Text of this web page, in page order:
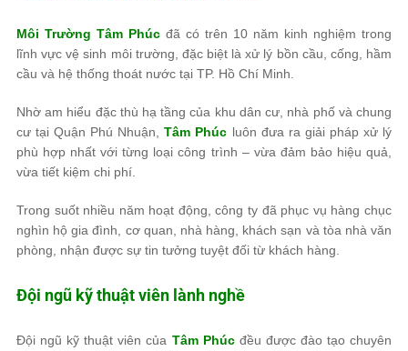
Môi Trường Tâm Phúc đã có trên 10 năm kinh nghiệm trong
lĩnh vực vệ sinh môi trường, đặc biệt là xử lý bồn cầu, cống, hầm
cầu và hệ thống thoát nước tại TP. Hồ Chí Minh.
Nhờ am hiểu đặc thù hạ tầng của khu dân cư, nhà phố và chung
cư tại Quận Phú Nhuận,Tâm Phúc luôn đưa ra giải pháp xử lý
phù hợp nhất với từng loại công trình – vừa đảm bảo hiệu quả,
vừa tiết kiệm chi phí.
Trong suốt nhiều năm hoạt động, công ty đã phục vụ hàng chục
nghìn hộ gia đình, cơ quan, nhà hàng, khách sạn và tòa nhà văn
phòng, nhận được sự tin tưởng tuyệt đối từ khách hàng.
Đội ngũ kỹ thuật viên lành nghề
Đội ngũ kỹ thuật viên của Tâm Phúcđều được đào tạo chuyên